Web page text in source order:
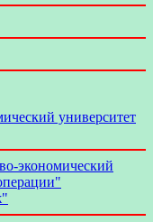
университет
экономический